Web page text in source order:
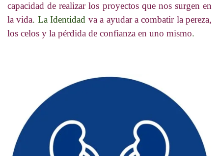
capacidad de realizar los proyectos que nos surgen en
la vida. La Identidad va a ayudar a combatir la pereza,
los celos y la pérdida de confianza en uno mismo.